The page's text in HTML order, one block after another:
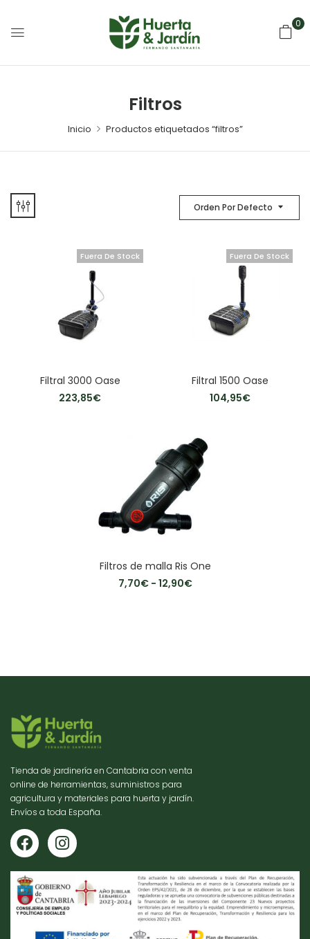
0
Filtros
Inicio Productos etiquetados “filtros”
Orden Por Defecto
Fuera De Stock
Filtral 3000 Oase
223,85€
Fuera De Stock
Filtral 1500 Oase
104,95€
Filtros de malla Ris One
7,70€ - 12,90€
Tienda de jardinería en Cantabria con venta
online de herramientas, suministros para
agricultura y materiales para huerta y jardín.
Envíos a toda España.